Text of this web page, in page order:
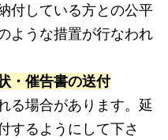
付している方との公平
ような措置が行なわれ
・催告書の送付
る場合があります。延
するようにして下さ